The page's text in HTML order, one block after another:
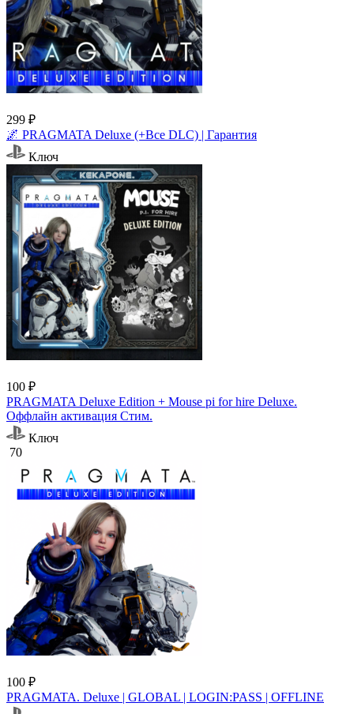
299 ₽
🌌 PRAGMATA Deluxe (+Все DLC) | Гарантия
Ключ
100 ₽
PRAGMATA Deluxe Edition + Mouse pi for hire Deluxe.
Оффлайн активация Cтим.
Ключ
70
100 ₽
PRAGMATA. Deluxe | GLOBAL | LOGIN:PASS | OFFLINE